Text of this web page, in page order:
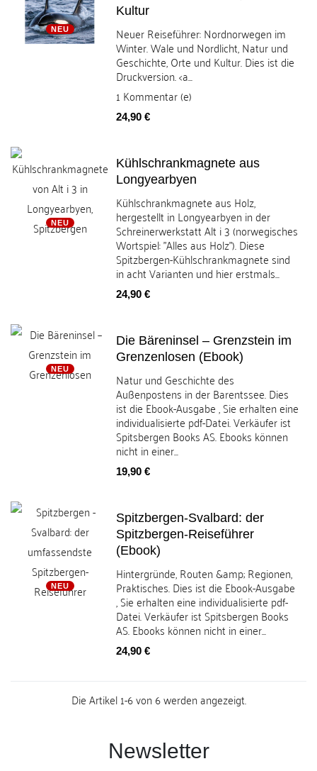
NEU
Kultur
Neuer Reiseführer: Nordnorwegen im
Winter. Wale und Nordlicht, Natur und
Geschichte, Orte und Kultur. Dies ist die
Druckversion. <a...
1 Kommentar (e)
Preis
24,90 €
NEU
Kühlschrankmagnete aus
Longyearbyen
Kühlschrankmagnete aus Holz,
hergestellt in Longyearbyen in der
Schreinerwerkstatt Alt i 3 (norwegisches
Wortspiel: "Alles aus Holz"). Diese
Spitzbergen-Kühlschrankmagnete sind
in acht Varianten und hier erstmals...
Preis
24,90 €
NEU
Die Bäreninsel – Grenzstein im
Grenzenlosen (Ebook)
Natur und Geschichte des
Außenpostens in der Barentssee. Dies
ist die Ebook-Ausgabe , Sie erhalten eine
individualisierte pdf-Datei. Verkäufer ist
Spitsbergen Books AS. Ebooks können
nicht in einer...
Preis
19,90 €
NEU
Spitzbergen-Svalbard: der
Spitzbergen-Reiseführer
(Ebook)
Hintergründe, Routen &amp; Regionen,
Praktisches. Dies ist die Ebook-Ausgabe
, Sie erhalten eine individualisierte pdf-
Datei. Verkäufer ist Spitsbergen Books
AS. Ebooks können nicht in einer...
Preis
24,90 €
Die Artikel 1-6 von 6 werden angezeigt.
Newsletter